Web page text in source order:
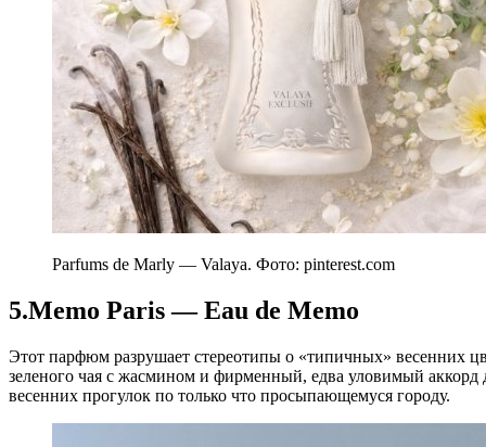
Parfums de Marly — Valaya. Фото: pinterest.com
5.Memo Paris — Eau de Memo
Этот парфюм разрушает стереотипы о «типичных» весенних
зеленого чая с жасмином и фирменный, едва уловимый
весенних прогулок по только что просыпающемуся городу.